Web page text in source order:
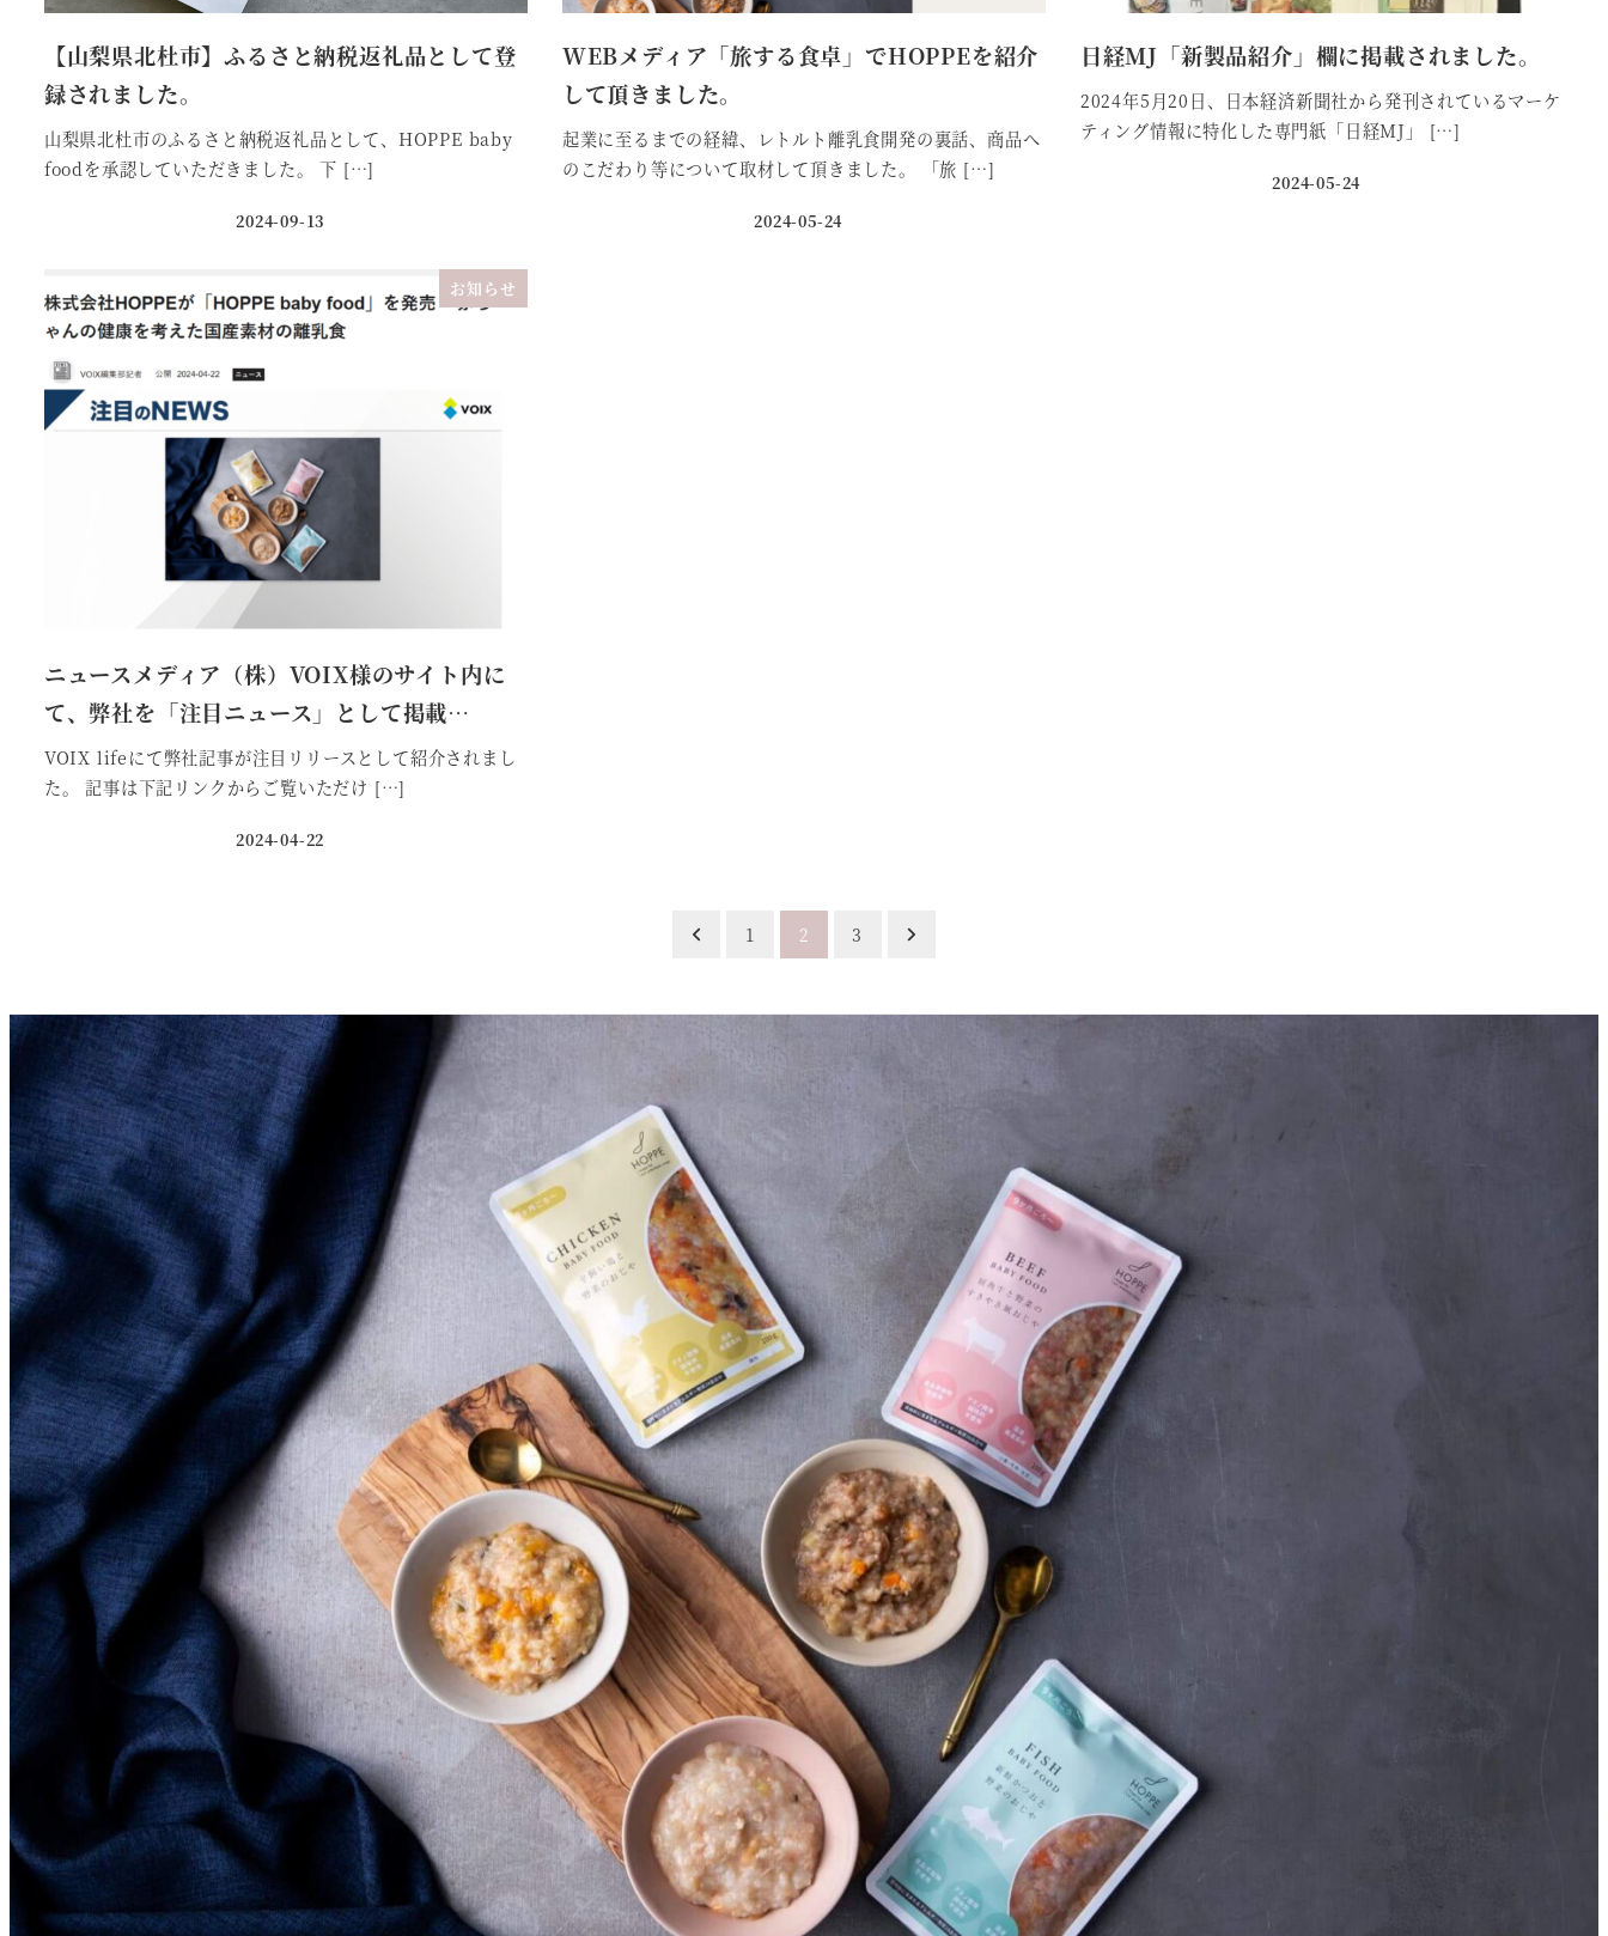
【山梨県北杜市】ふるさと納税返礼品として登
録されました。
山梨県北杜市のふるさと納税返礼品として、HOPPE baby
foodを承認していただきました。 下 […]
投稿日
2024-09-13
WEBメディア「旅する食卓」でHOPPEを紹介
して頂きました。
起業に至るまでの経緯、レトルト離乳食開発の裏話、商品へ
のこだわり等について取材して頂きました。 「旅 […]
投稿日
2024-05-24
日経MJ「新製品紹介」欄に掲載されました。
2024年5月20日、日本経済新聞社から発刊されているマーケ
ティング情報に特化した専門紙「日経MJ」 […]
投稿日
2024-05-24
お知らせ
ニュースメディア（株）VOIX様のサイト内に
て、弊社を「注目ニュース」として掲載…
VOIX lifeにて弊社記事が注目リリースとして紹介されまし
た。 記事は下記リンクからご覧いただけ […]
投稿日
2024-04-22
の
ペ
ー
ジ
送
り
1 2 3